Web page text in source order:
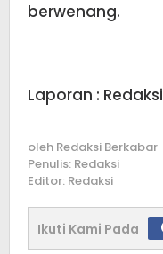
berwenang.
Laporan : Redaksi
oleh Redaksi Berkabar
Penulis: Redaksi
Editor: Redaksi
Ikuti Kami Pada